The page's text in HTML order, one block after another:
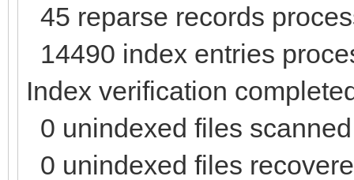
45 reparse records
14490 index entries
Index verification
0 unindexed files
0 unindexed files